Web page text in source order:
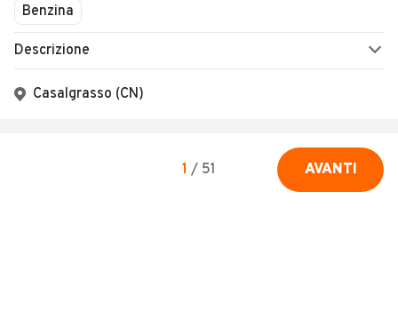
Benzina
Descrizione
Casalgrasso (CN)
1 / 51 AVANTI